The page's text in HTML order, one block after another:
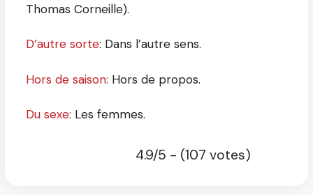
Thomas Corneille).
D’autre sorte: Dans l’autre sens.
Hors de saison: Hors de propos.
Du sexe: Les femmes.
4.9/5 - (107 votes)